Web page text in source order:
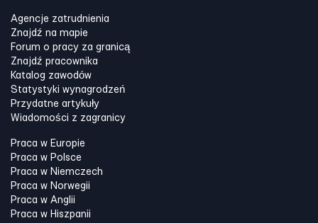
Agencje zatrudnienia
Znajdź na mapie
Forum o pracy za granicą
Znajdź pracownika
Katalog zawodów
Statystyki wynagrodzeń
Przydatne artykuły
Wiadomości z zagranicy
Praca w Europie
Praca w Polsce
Praca w Niemczech
Praca w Norwegii
Praca w Anglii
Praca w Hiszpanii